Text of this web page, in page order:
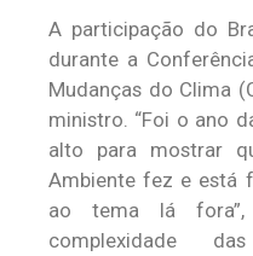
A participação do
durante a
Mudanças do Clima
ministro. “Foi o ano
alto para mostrar
Ambiente fez e está
ao tema lá
complexidade